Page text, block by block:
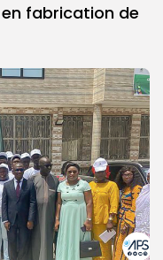
fabrication de